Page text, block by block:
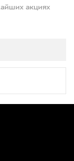
акциях